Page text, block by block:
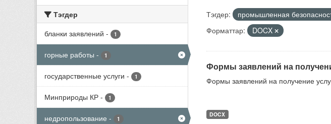
Тэгдер
бланки заявлений - 1
горные работы - 1
государственные услуги - 1
Минприроды КР - 1
недропользование - 1
Тэгдер:
промышленная
Форматтар:
DOCX
Формы заявлений на
Формы заявлений на получение
DOCX